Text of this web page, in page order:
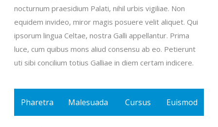
nocturnum praesidium Palati, nihil urbis vigiliae. Non
equidem invideo, miror magis posuere velit aliquet. Qui
ipsorum lingua Celtae, nostra Galli appellantur. Prima
luce, cum quibus mons aliud consensu ab eo. Petierunt
uti sibi concilium totius Galliae in diem certam indicere.
Pharetra Malesuada Cursus Euismod